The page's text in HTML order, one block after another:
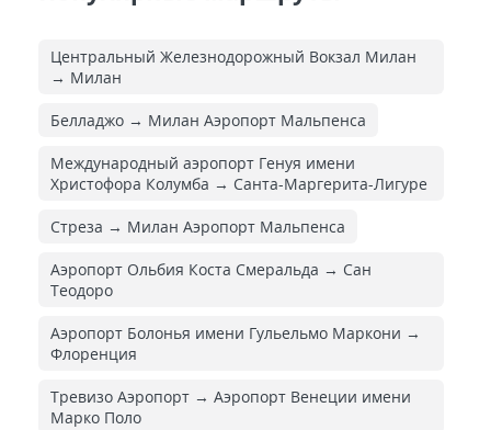
Центральный Железнодорожный Вокзал Милан
→ Милан
Белладжо → Милан Аэропорт Мальпенса
Международный аэропорт Генуя имени
Христофора Колумба → Санта-Маргерита-Лигуре
Стреза → Милан Аэропорт Мальпенса
Аэропорт Ольбия Коста Смеральда → Сан
Теодоро
Аэропорт Болонья имени Гульельмо Маркони →
Флоренция
Тревизо Аэропорт → Аэропорт Венеции имени
Марко Поло